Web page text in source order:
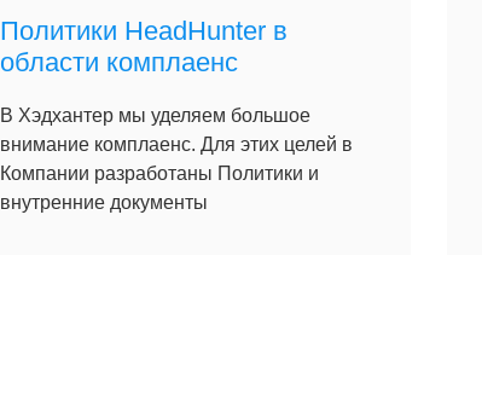
Политики HeadHunter в
области комплаенс
В Хэдхантер мы уделяем большое
внимание комплаенс. Для этих целей в
Компании разработаны Политики и
внутренние документы